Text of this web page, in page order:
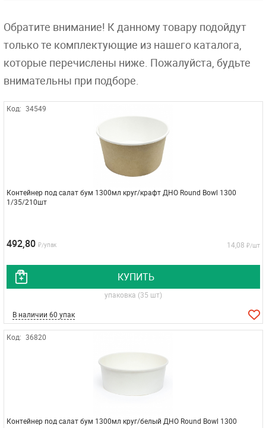
Обратите внимание! К данному товару подойдут
только те комплектующие из нашего каталога,
которые перечислены ниже. Пожалуйста, будьте
внимательны при подборе.
Код: 34549
Контейнер под салат бум 1300мл круг/крафт ДНО Round Bowl 1300
1/35/210шт
492,80 ₽/упак 14,08 ₽/шт
КУПИТЬ
упаковка (35 шт)
В наличии 60 упак
Код: 36820
Контейнер под салат бум 1300мл круг/белый ДНО Round Bowl 1300